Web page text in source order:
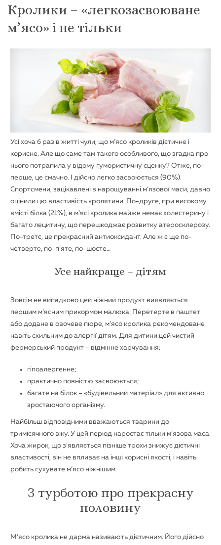
Кролики – «легкозасвоюване
м’ясо» і не тільки
Усі хоча б раз в житті чули, що м’ясо кроликів дієтичне і
корисне. Але що саме там такого особливого, що згадка про
нього потрапила у відому гумористичну сценку? Отже, по-
перше, це смачно. І дійсно легко засвоюється (90%).
Спортсмени, зацікавлені в нарощуванні м’язової маси, давно
оцінили цю властивість кролятини. По-друге, при високому
вмісті білка (21%), в м’ясі кролика майже немає холестерину і
багато лецитину, що перешкоджає розвитку атеросклерозу.
По-третє, це прекрасний антиоксидант. Але ж є ще по-
четверте, по-п’яте, по-шосте…
Усе найкраще – дітям
Зовсім не випадково цей ніжний продукт виявляється
першим м’ясним прикормом малюка. Перетерте в паштет
або додане в овочеве пюре, м’ясо кролика рекомендоване
навіть схильним до алергії дітям. Для дитини цей чистий
фермерський продукт – відмінне харчування:
гіпоалергенне;
практично повністю засвоюється;
багате на білок – «будівельний матеріал» для активно
зростаючого організму.
Найбільш відповідними вважаються тварини до
тримісячного віку. У цей період наростає тільки м’язова маса.
Хоча жирок, що з’являється пізніше трохи знижує дієтичні
властивості, він не впливає на інші корисні якості, і навіть
робить сухувате м’ясо ніжнішим.
З турботою про прекрасну
половину
М’ясо кролика не дарма називають дієтичним. Його дійсно